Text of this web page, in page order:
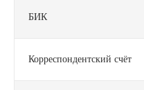
БИК
Корреспондентский счёт
О нас
Функционал